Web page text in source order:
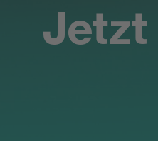
Jetzt